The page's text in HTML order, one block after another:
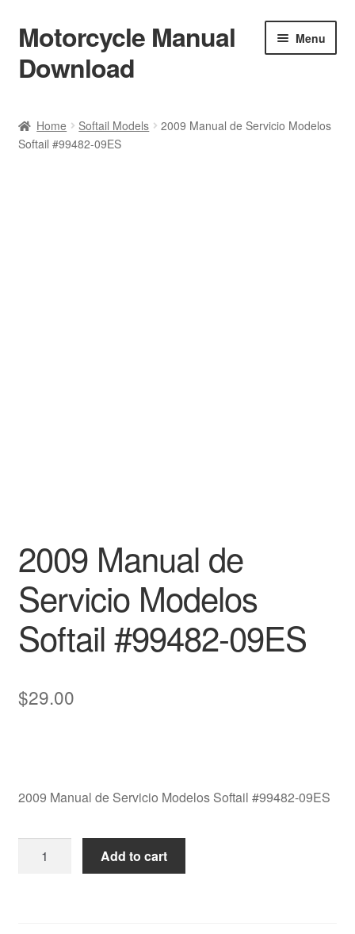
Skip
to
navigation
Skip
to
content
Motorcycle Manual
Download
Menu
Shop
Home Softail Models
2009 Manual de Servicio Modelos
Softail #99482-09ES
2009 Manual de
Servicio Modelos
Softail #99482-09ES
$29.00
2009 Manual de Servicio Modelos Softail #99482-09ES
2009
Add to cart